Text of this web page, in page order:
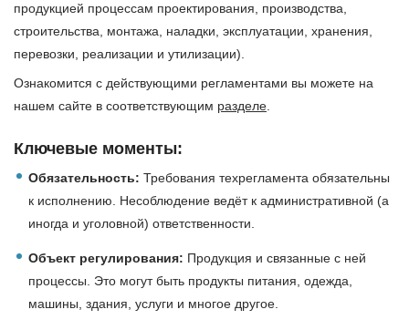
продукцией процессам проектирования, производства,
строительства, монтажа, наладки, эксплуатации, хранения,
перевозки, реализации и утилизации).
Ознакомится с действующими регламентами вы можете на
нашем сайте в соответствующим разделе
Ключевые моменты:
Обязательность: Требования техрегламента обязательны
к исполнению. Несоблюдение ведёт к административной (а
иногда и уголовной) ответственности.
Объект регулирования: Продукция и связанные с ней
процессы. Это могут быть продукты питания, одежда,
машины, здания, услуги и многое другое.